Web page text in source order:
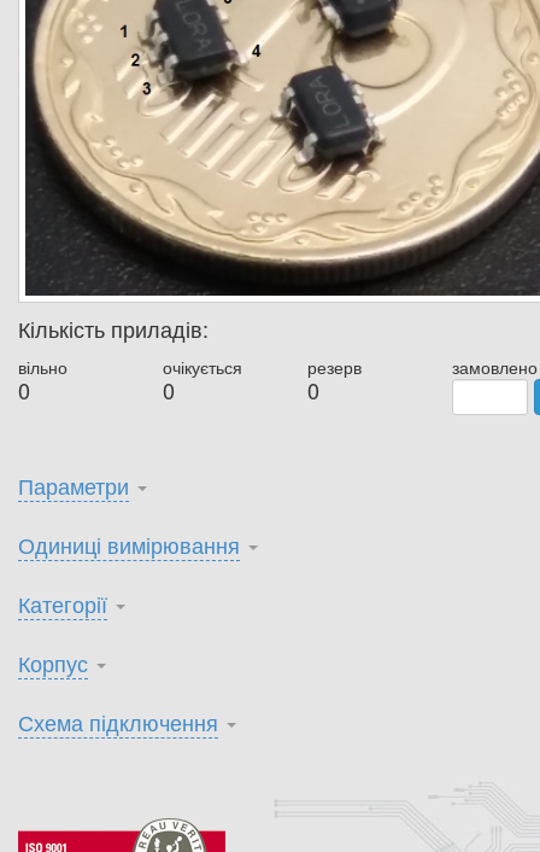
Кількість приладів:
вільно
0
очікується
0
резерв
0
замовлено
Параметри
Одиниці вимірювання
Категорії
Корпус
Схема підключення